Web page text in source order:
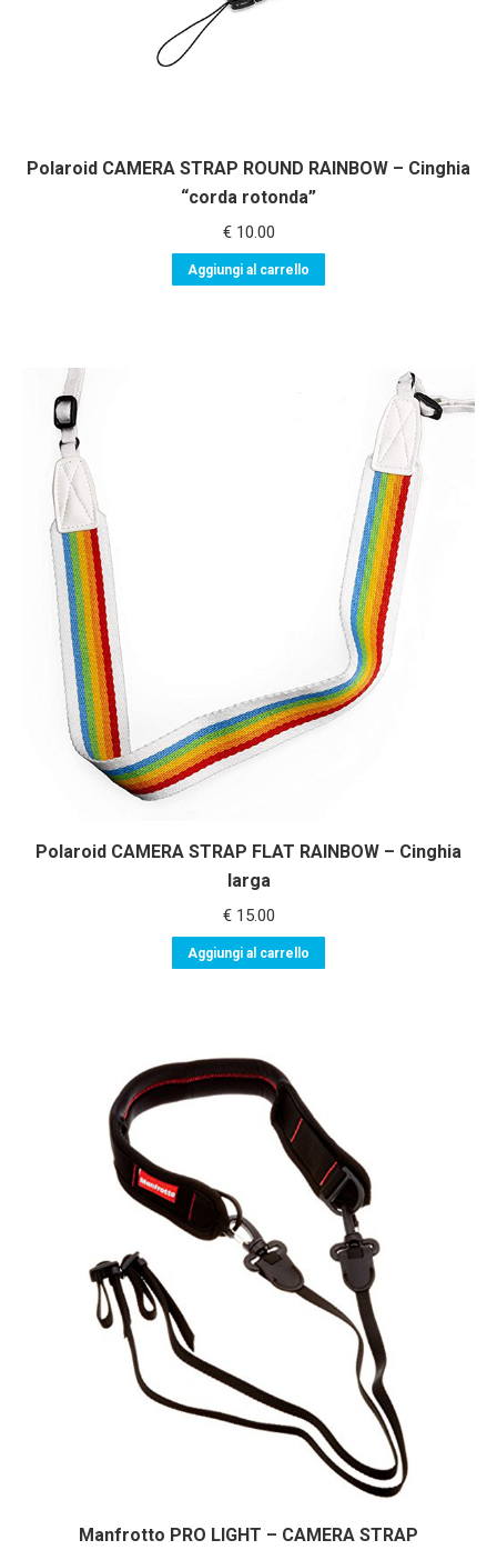
Polaroid CAMERA STRAP ROUND RAINBOW – Cinghia
“corda rotonda”
€10.00
Aggiungi al carrello
Polaroid CAMERA STRAP FLAT RAINBOW – Cinghia
larga
€15.00
Aggiungi al carrello
Manfrotto PRO LIGHT – CAMERA STRAP